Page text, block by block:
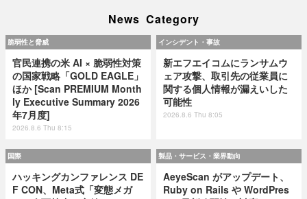
News Category
脆弱性と脅威
官民連携の米 AI × 脆弱性対策
の国家戦略「GOLD EAGLE」
ほか [Scan PREMIUM Month
ly Executive Summary 2026
年7月度]
2026.8.6 Thu 8:15
インシデント・事故
新エフエイコムにランサムウ
ェア攻撃、取引先の従業員に
関する個人情報が漏えいした
可能性
2026.8.6 Thu 8:05
国際
ハッキングカンファレンス DE
F CON、Meta式「変態メガ
製品・サービス・業界動向
AeyeScan がアップデート、
Ruby on Rails や WordPres